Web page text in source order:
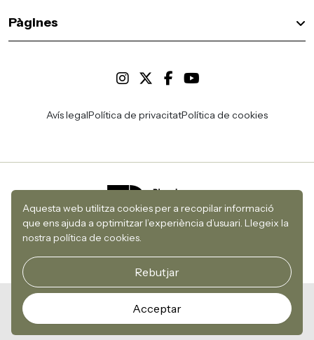
Aquesta web utilitza cookies per a recopilar informació
que ens ajuda a optimitzar l’experiència d’usuari. Llegeix la
nostra política de cookies.
Rebutjar
Acceptar
Pàgines
Avís legalPolítica de privacitatPolítica de cookies
Desenvolupament i disseny web per Utopig Studio